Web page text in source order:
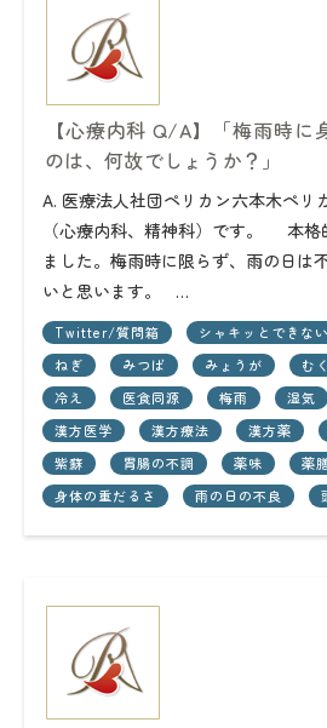
【心療内科 Q/A】「梅雨時に
のは、何故でしょうか？」
A. 医療法人社団ペリカン六本木ペリ
（心療内科、精神科）です。 本格
ました。梅雨時に限らず、雨の日は
いと思います。 …
Twitter/質問箱 シャキッとできない
ねぎ
みつば みょうが む
冷え
医食同源 梅雨 湿気
漢方医学
漢方療法 漢方薬
紫蘇
胃腸の不調 薬味 薬
身体の重だるさ
雨の日の不良